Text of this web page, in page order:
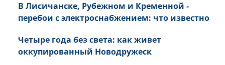
В Лисичанске, Рубежном и Кременной -
перебои с электроснабжением: что известно
Четыре года без света: как живет
оккупированный Новодружеск